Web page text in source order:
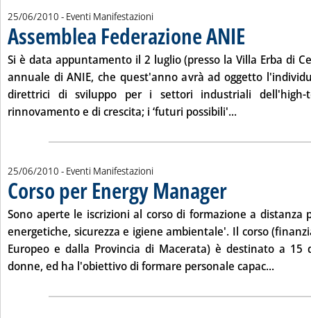
25/06/2010 - Eventi Manifestazioni
Assemblea Federazione ANIE
Si è data appuntamento il 2 luglio(presso la Villa Erba di
annuale di ANIE, che quest'anno avrà ad oggetto
direttrici di sviluppo per i settori industriali dell'high-
rinnovamento e di crescita; i ‘futuri possibili'...Leggi tutta la
25/06/2010 - Eventi Manifestazioni
Corso per Energy Manager. Pubblicata venerdì 25
Sono aperte le iscrizioni al corso di formazione a distanza
energetiche, sicurezza e igiene ambientale'. Il corso
Europeo e dalla Provincia di Macerata) è destinato a 15
donne, ed ha l'obiettivo di formare personale capac...Leggi